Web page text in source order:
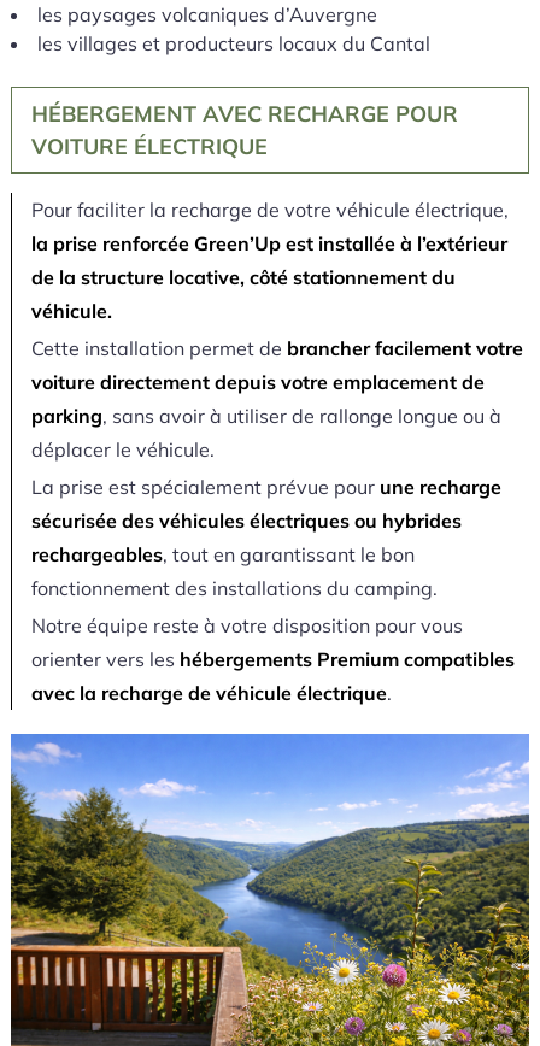
les paysages volcaniques d’Auvergne
les villages et producteurs locaux du Cantal
HÉBERGEMENT AVEC RECHARGE POUR
VOITURE ÉLECTRIQUE
Pour faciliter la recharge de votre véhicule électrique,
la prise renforcée Green’Up est installée à l’extérieur
de la structure locative, côté stationnement du
véhicule.
Cette installation permet de brancher facilement votre
voiture directement depuis votre emplacement de
parking, sans avoir à utiliser de rallonge longue ou à
déplacer le véhicule.
La prise est spécialement prévue pour une recharge
sécurisée des véhicules électriques ou hybrides
rechargeables, tout en garantissant le bon
fonctionnement des installations du camping.
Notre équipe reste à votre disposition pour vous
orienter vers les hébergements Premium compatibles
avec la recharge de véhicule électrique.